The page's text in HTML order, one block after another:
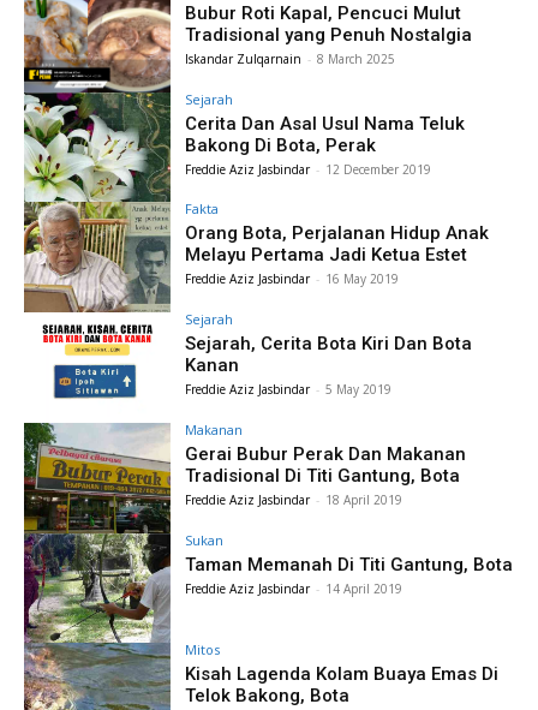
Bubur Roti Kapal, Pencuci Mulut
Tradisional yang Penuh Nostalgia
Iskandar Zulqarnain - 8 March 2025
Sejarah
Cerita Dan Asal Usul Nama Teluk
Bakong Di Bota, Perak
Freddie Aziz Jasbindar - 12 December 2019
Fakta
Orang Bota, Perjalanan Hidup Anak
Melayu Pertama Jadi Ketua Estet
Freddie Aziz Jasbindar - 16 May 2019
Sejarah
Sejarah, Cerita Bota Kiri Dan Bota
Kanan
Freddie Aziz Jasbindar - 5 May 2019
Makanan
Gerai Bubur Perak Dan Makanan
Tradisional Di Titi Gantung, Bota
Freddie Aziz Jasbindar - 18 April 2019
Sukan
Taman Memanah Di Titi Gantung, Bota
Freddie Aziz Jasbindar - 14 April 2019
Mitos
Kisah Lagenda Kolam Buaya Emas Di
Telok Bakong, Bota